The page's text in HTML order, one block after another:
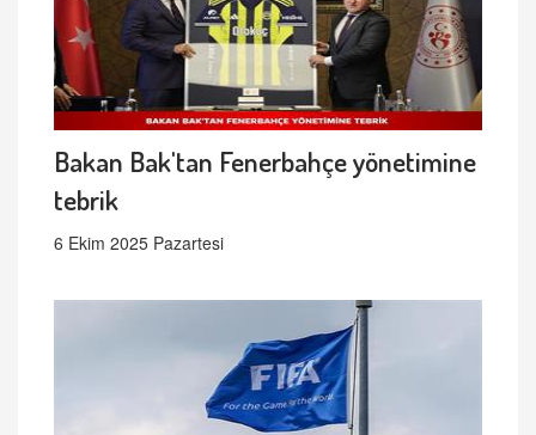
Bakan Bak'tan Fenerbahçe yönetimine
tebrik
6 Ekim 2025 Pazartesi